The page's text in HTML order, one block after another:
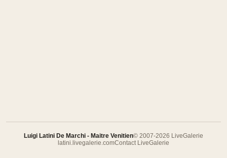
Luigi Latini De Marchi - Maitre Venitien© 2007-2026 LiveGalerie
latini.livegalerie.comContact LiveGalerie